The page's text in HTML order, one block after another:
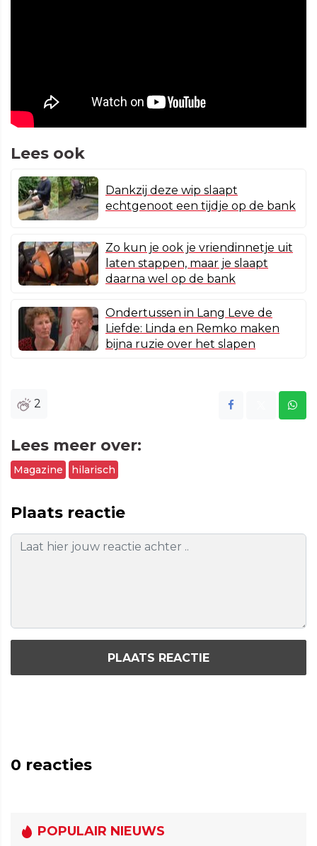
Lees ook
Dankzij deze wip slaapt
echtgenoot een tijdje op de bank
Zo kun je ook je vriendinnetje uit
laten stappen, maar je slaapt
daarna wel op de bank
Ondertussen in Lang Leve de
Liefde: Linda en Remko maken
bijna ruzie over het slapen
2
Lees meer over:
Magazine hilarisch
Plaats reactie
PLAATS REACTIE
0 reacties
POPULAIR NIEUWS